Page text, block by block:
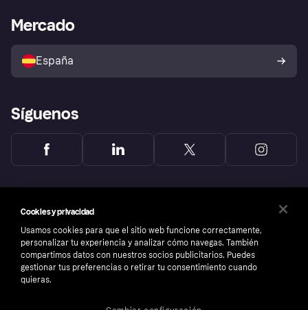
Directorio de tiendas
Política de protección al
comprador de Klarna
Reclamaciones
Acceso empresas
Mercado
España
Síguenos
Cookies y privacidad
Usamos cookies para que el sitio web funcione correctamente,
personalizar tu experiencia y analizar cómo navegas. También
compartimos datos con nuestros socios publicitarios. Puedes
gestionar tus preferencias o retirar tu consentimiento cuando
quieras.